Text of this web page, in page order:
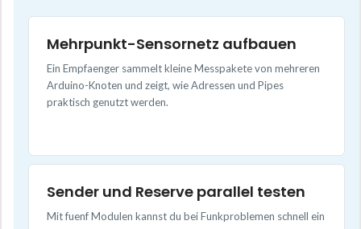
Mehrpunkt-Sensornetz aufbauen
Ein Empfaenger sammelt kleine Messpakete von mehreren
Arduino-Knoten und zeigt, wie Adressen und Pipes
praktisch genutzt werden.
Sender und Reserve parallel testen
Mit fuenf Modulen kannst du bei Funkproblemen schnell ein